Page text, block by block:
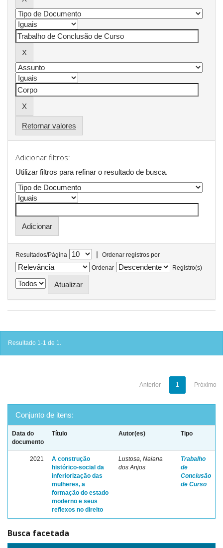
Retornar valores
Adicionar filtros:
Utilizar filtros para refinar o resultado de busca.
Resultados/Página |
Ordenar registros por
Ordenar
Registro(s)
Resultado 1-1 de 1.
Anterior 1 Próximo
Conjunto de itens:
Data do
documento
Título Autor(es) Tipo
2021
A construção
histórico-social da
inferiorização das
mulheres, a
formação do estado
moderno e seus
reflexos no direito
Lustosa, Naiana
dos Anjos
Trabalho
de
Conclusão
de Curso
Busca facetada